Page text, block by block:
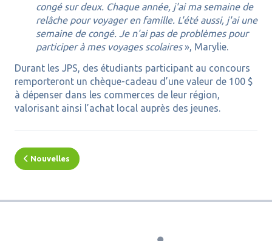
congé sur deux. Chaque année, j'ai ma semaine de
relâche pour voyager en famille. L'été aussi, j'ai une
semaine de congé. Je n'ai pas de problèmes pour
participer à mes voyages scolaires», Marylie.
Durant les JPS, des étudiants participant au concours
remporteront un chèque-cadeau d’une valeur de 100 $
à dépenser dans les commerces de leur région,
valorisant ainsi l’achat local auprès des jeunes.
Nouvelles